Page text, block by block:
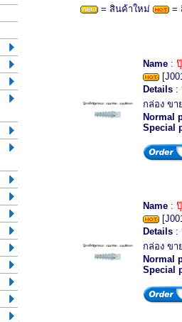
= สินค้าใหม่ =
Name :
Details :
กล่อง ขา
Normal
Special
Name :
Details :
กล่อง ขา
Normal
Special